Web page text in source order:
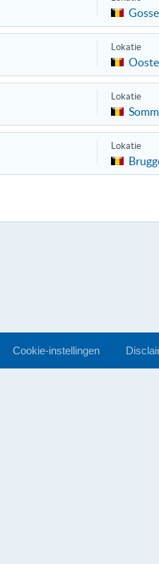
Lokatie
Lokatie
Lokatie
Cookie-instellingen